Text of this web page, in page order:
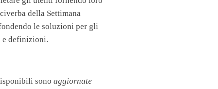
della Settimana
le soluzioni per gli
e definizioni.
sono aggiornate